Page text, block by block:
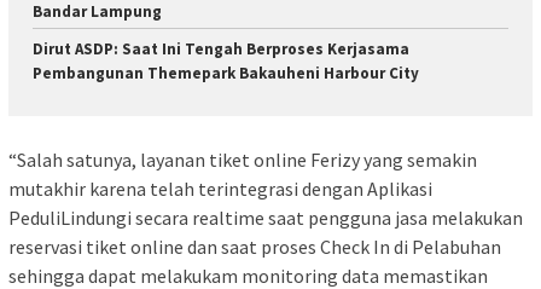
Bandar Lampung
Dirut ASDP: Saat Ini Tengah Berproses Kerjasama
Pembangunan Themepark Bakauheni Harbour City
“Salah satunya, layanan tiket online Ferizy yang semakin
mutakhir karena telah terintegrasi dengan Aplikasi
PeduliLindungi secara realtime saat pengguna jasa melakukan
reservasi tiket online dan saat proses Check In di Pelabuhan
sehingga dapat melakukam monitoring data memastikan